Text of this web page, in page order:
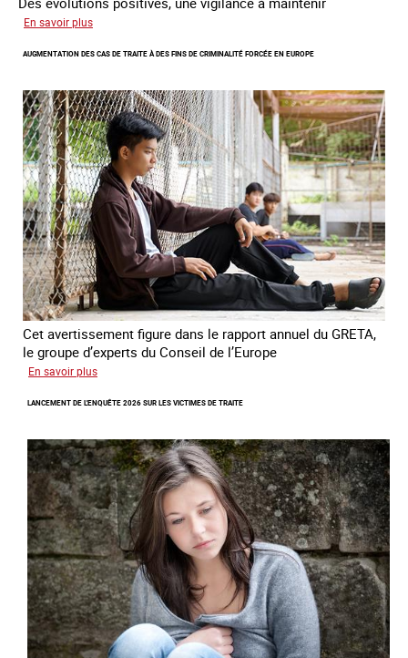
En savoir plus
nouveaux
du
combat
contre
l’esclavage
domestique
en
France
AUGMENTATION DES CAS DE TRAITE À DES FINS DE CRIMINALITÉ FORCÉE EN EUROPE
Cet avertissement figure dans le rapport annuel du GRETA,
le groupe d’experts du Conseil de l’Europe
En savoir plus
des
de
traite
à
des
fins
de
criminalité
forcée
en
Europe
LANCEMENT DE L'ENQUÊTE 2026 SUR LES VICTIMES DE TRAITE